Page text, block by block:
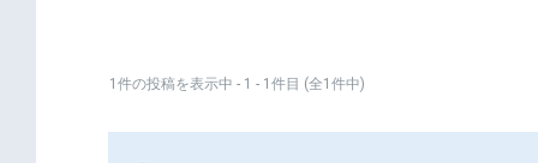
1件の投稿を表示中 - 1 - 1件目 (全1件中)